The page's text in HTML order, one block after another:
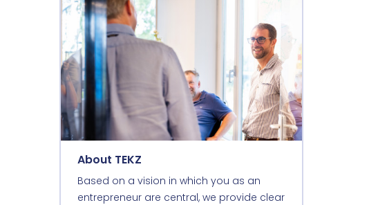
About TEKZ
Based on a vision in which you as an
entrepreneur are central, we provide clear